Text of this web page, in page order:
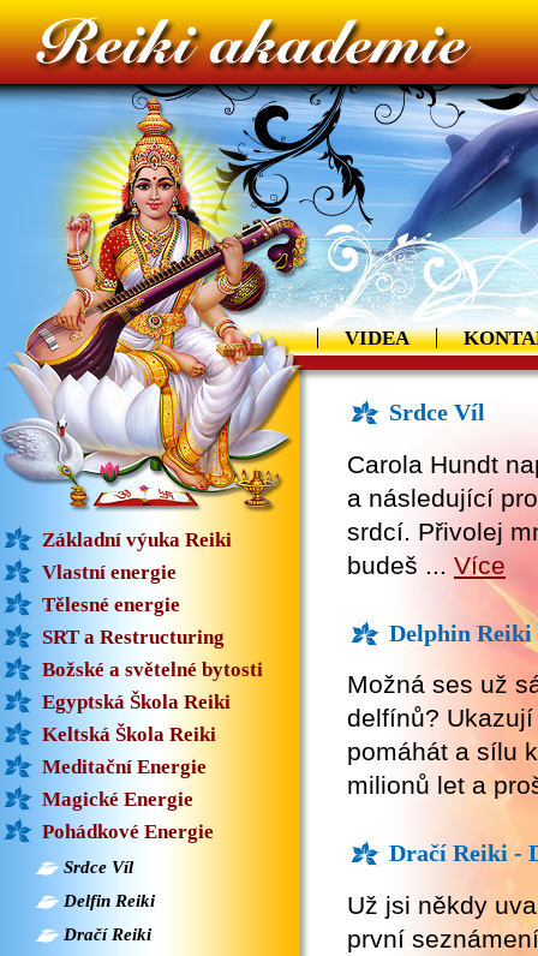
VIDEA
Srdce Víl
Carola Hundt
a následující
srdcí. Přivolej
budeš ... Více
Delphin
Možná ses už
delfínů?
pomáhát a sílu
milionů let a
Dračí Reiki -
Už jsi někdy
první
Základní výuka Reiki
Vlastní energie
Tělesné energie
SRT a Restructuring
Božské a světelné bytosti
Egyptská Škola Reiki
Keltská Škola Reiki
Meditační Energie
Magické Energie
Pohádkové Energie
Srdce Víl
Delfin Reiki
Dračí Reiki